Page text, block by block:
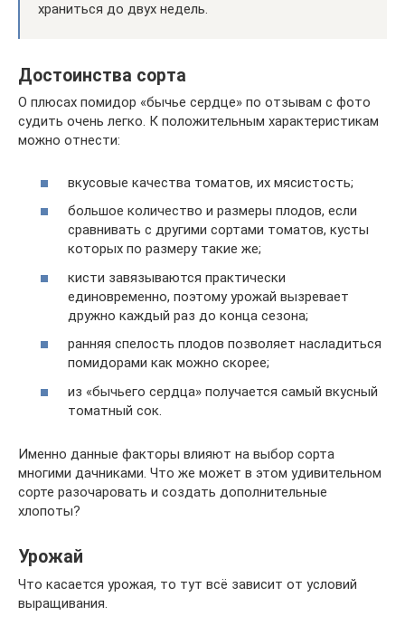
храниться до двух недель.
Достоинства сорта
О плюсах помидор «бычье сердце» по отзывам с фото
судить очень легко. К положительным характеристикам
можно отнести:
вкусовые качества томатов, их мясистость;
большое количество и размеры плодов, если
сравнивать с другими сортами томатов, кусты
которых по размеру такие же;
кисти завязываются практически
единовременно, поэтому урожай вызревает
дружно каждый раз до конца сезона;
ранняя спелость плодов позволяет насладиться
помидорами как можно скорее;
из «бычьего сердца» получается самый вкусный
томатный сок.
Именно данные факторы влияют на выбор сорта
многими дачниками. Что же может в этом удивительном
сорте разочаровать и создать дополнительные
хлопоты?
Урожай
Что касается урожая, то тут всё зависит от условий
выращивания.